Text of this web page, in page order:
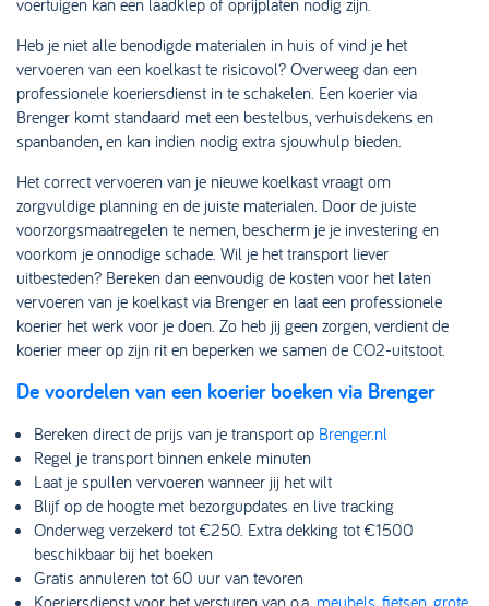
voertuigen kan een laadklep of oprijplaten nodig zijn.
Heb je niet alle benodigde materialen in huis of vind je het
vervoeren van een koelkast te risicovol? Overweeg dan een
professionele koeriersdienst in te schakelen. Een koerier via
Brenger komt standaard met een bestelbus, verhuisdekens en
spanbanden, en kan indien nodig extra sjouwhulp bieden.
Het correct vervoeren van je nieuwe koelkast vraagt om
zorgvuldige planning en de juiste materialen. Door de juiste
voorzorgsmaatregelen te nemen, bescherm je je investering en
voorkom je onnodige schade. Wil je het transport liever
uitbesteden? Bereken dan eenvoudig de kosten voor het laten
vervoeren van je koelkast via Brenger en laat een professionele
koerier het werk voor je doen. Zo heb jij geen zorgen, verdient de
koerier meer op zijn rit en beperken we samen de CO2-uitstoot.
De voordelen van een koerier boeken via Brenger
Bereken direct de prijs van je transport op Brenger.nl
Regel je transport binnen enkele minuten
Laat je spullen vervoeren wanneer jij het wilt
Blijf op de hoogte met bezorgupdates en live tracking
Onderweg verzekerd tot €250. Extra dekking tot €1500
beschikbaar bij het boeken
Gratis annuleren tot 60 uur van tevoren
Koeriersdienst voor het versturen van o.a. meubels, fietsen, grote